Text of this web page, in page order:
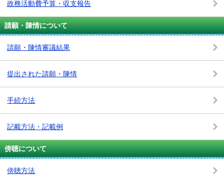
政務活動費予算・収支報告
請願・陳情について
請願・陳情審議結果
提出された請願・陳情
手続方法
記載方法・記載例
傍聴について
傍聴方法